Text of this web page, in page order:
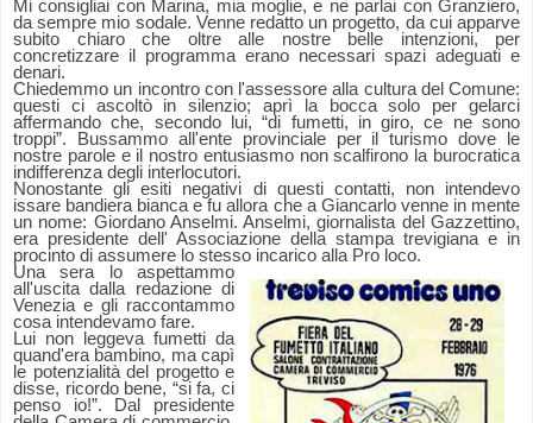
Mi consigliai con Marina, mia moglie, e ne parlai con Granziero,
da sempre mio sodale. Venne redatto un progetto, da cui apparve
subito chiaro che oltre alle nostre belle intenzioni, per
concretizzare il programma erano necessari spazi adeguati e
denari.
Chiedemmo un incontro con l'assessore alla cultura del Comune:
questi ci ascoltò in silenzio; aprì la bocca solo per gelarci
affermando che, secondo lui, “di fumetti, in giro, ce ne sono
troppi”. Bussammo all'ente provinciale per il turismo dove le
nostre parole e il nostro entusiasmo non scalfirono la burocratica
indifferenza degli interlocutori.
Nonostante gli esiti negativi di questi contatti, non intendevo
issare bandiera bianca e fu allora che a Giancarlo venne in mente
un nome: Giordano Anselmi. Anselmi, giornalista del Gazzettino,
era presidente dell' Associazione della stampa trevigiana e in
procinto di assumere lo stesso incarico alla Pro loco.
Una sera lo aspettammo
all'uscita dalla redazione di
Venezia e gli raccontammo
cosa intendevamo fare.
Lui non leggeva fumetti da
quand'era bambino, ma capì
le potenzialità del progetto e
disse, ricordo bene, “si fa, ci
penso io!”. Dal presidente